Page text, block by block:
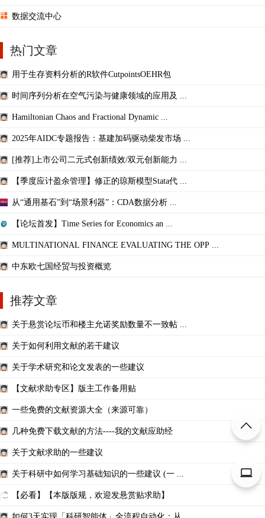
数据交流中心
热门文章
用于生存资料分析的R软件CutpointsOEHR包
时间序列分析在空气污染与健康领域的应用及 ...
Hamiltonian Chaos and Fractional Dynamic ...
2025年AIDC专题报告：基建加码驱动柴发市场 ...
[推荐]上市公司二元式创新绩效/双元创新能力 ...
【季度应计盈余管理】修正的琼斯模型Stata代 ...
从“通用基石”到“场景利器”：CDA数据分析 ...
【论坛首发】Time Series for Economics an ...
MULTINATIONAL FINANCE EVALUATING THE OPP ...
中东欧七国经贸与投资概览
推荐文章
关于悬赏论坛币和楼主允诺奖励数量不一致帖 ...
关于如何利用文献的若干建议
关于学术研究和论文发表的一些建议
【文献求助专区】版主工作备用贴
一些免费的文献资源大全（来源可靠）
几种免费下载文献的方法----我的文献应助经
关于文献求助的一些建议
关于科研中如何学习基础知识的一些建议 (一 ...
【必看】【本版版规，欢迎发悬赏贴求助】